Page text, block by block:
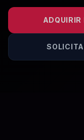
ADQUIRIR